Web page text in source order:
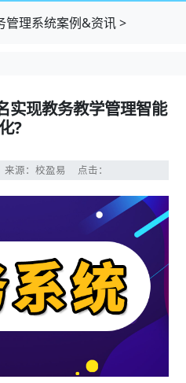
管理系统案例&资讯>
实现教务教学管理智能
?
来源：校盈易 点击：